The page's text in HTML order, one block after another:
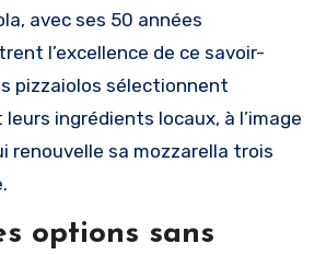
avec ses 50 années
l’excellence de ce savoir-
pizzaiolos sélectionnent
ingrédients locaux, à l’image
renouvelle sa mozzarella trois
options sans